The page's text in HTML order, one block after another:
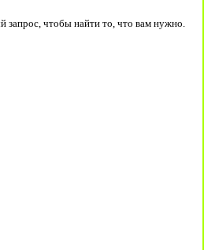
запрос, чтобы найти то, что вам нужно.